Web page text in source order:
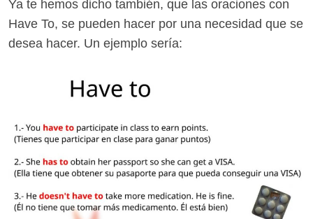
Ya te hemos dicho también, que las oraciones con
Have To, se pueden hacer por una necesidad que se
desea hacer. Un ejemplo sería: